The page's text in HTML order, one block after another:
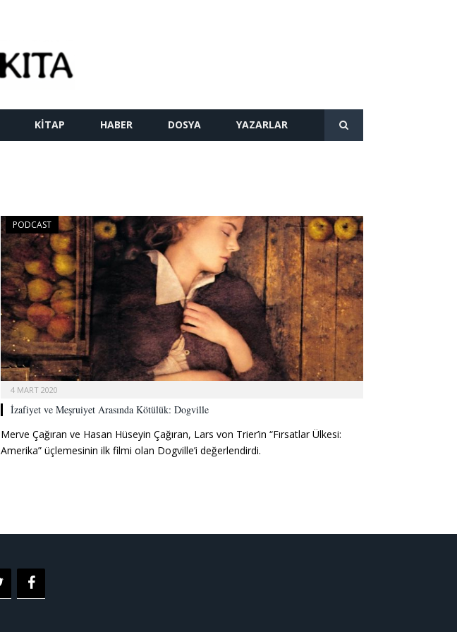
KITAP HABER DOSYA YAZARLAR
PODCAST
4 MART 2020
İzafiyet ve Meşruiyet Arasında Kötülük: Dogville
Merve Çağıran ve Hasan Hüseyin Çağıran, Lars von Trier’in “Fırsatlar Ülkesi:
Amerika” üçlemesinin ilk filmi olan Dogville’i değerlendirdi.